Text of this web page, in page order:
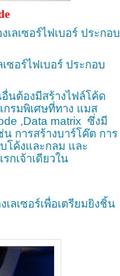
ลเซอร์ไฟเบอร์ ประกอบ
ซอร์ไฟเบอร์ ประกอบ
องมีสร้างไฟล์โค้ด
รมพิเศษที่ทาง แมส
,Data matrix ซึ่งมี
การสร้างบาร์โค๊ต การ
โค้งและกลม และ
กเจ้าเดียวใน
ลเซอร์เพื่อเตรียมยิงชิ้น